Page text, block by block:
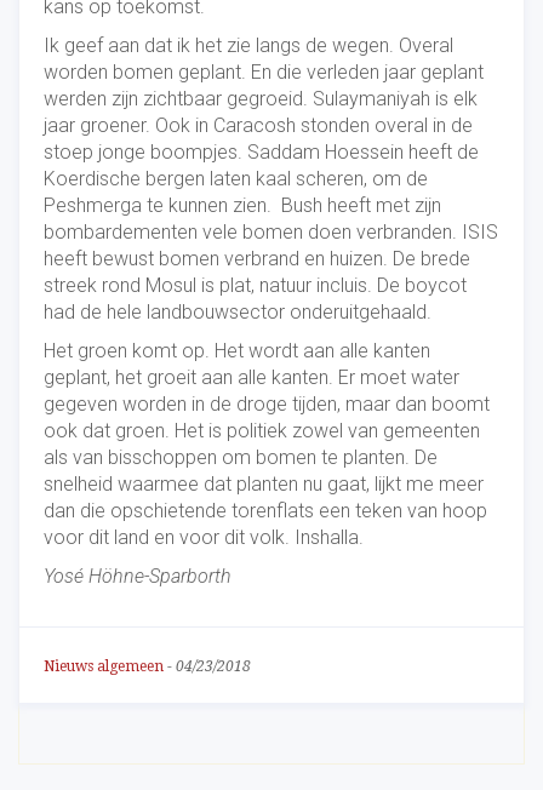
kans op toekomst.
Ik geef aan dat ik het zie langs de wegen. Overal
worden bomen geplant. En die verleden jaar geplant
werden zijn zichtbaar gegroeid. Sulaymaniyah is elk
jaar groener. Ook in Caracosh stonden overal in de
stoep jonge boompjes. Saddam Hoessein heeft de
Koerdische bergen laten kaal scheren, om de
Peshmerga te kunnen zien. Bush heeft met zijn
bombardementen vele bomen doen verbranden. ISIS
heeft bewust bomen verbrand en huizen. De brede
streek rond Mosul is plat, natuur incluis. De boycot
had de hele landbouwsector onderuitgehaald.
Het groen komt op. Het wordt aan alle kanten
geplant, het groeit aan alle kanten. Er moet water
gegeven worden in de droge tijden, maar dan boomt
ook dat groen. Het is politiek zowel van gemeenten
als van bisschoppen om bomen te planten. De
snelheid waarmee dat planten nu gaat, lijkt me meer
dan die opschietende torenflats een teken van hoop
voor dit land en voor dit volk. Inshalla.
Yosé Höhne-Sparborth
Nieuws algemeen - 04/23/2018